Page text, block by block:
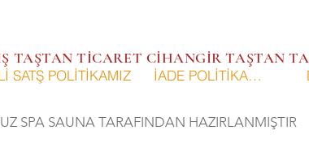
SATŞ POLİTİKAMIZ İADE POLİTİKAMIZ
TAŞTAN TİCARET CİHANGİR TAŞTAN
SPA SAUNA TARAFINDAN HAZIRLANMIŞTIR